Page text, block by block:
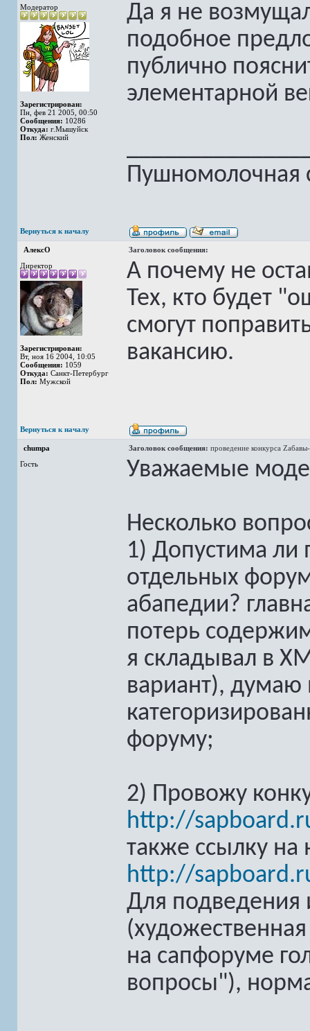
Модератор
Зарегистрирован:
Пн, фев 21 2005, 00:50
Сообщения: 10286
Откуда: г.Мышуйск
Пол: Женский
Да я не
подобное
публично
элементарной
Пушномолочная
Вернуться к началу
АлексО
Заголовок сообщения:
Директор
Зарегистрирован:
Вт, ноя 16 2004, 10:05
Сообщения: 1059
Откуда: Санкт-Петербург
Пол: Мужской
А почему не
Тех, кто будет
смогут
вакансию.
Вернуться к началу
chumpa Заголовок сообщения: проведение конкурса
Гость
Уважаемые
Несколько
1) Допустима ли
отдельных
абапедии?
потерь
я складывал в
вариант), думаю
форуму;
2) Провожу
http://
также ссылку на
http://
Для подведения
на сапфоруме
вопросы"),